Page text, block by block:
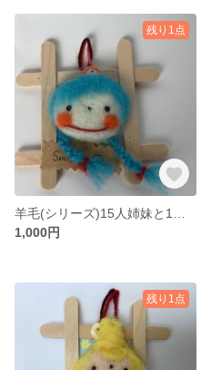
残り1点
1,000円
残り1点